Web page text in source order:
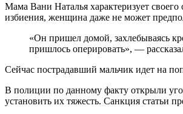
Мама Вани Наталья характеризует
избиения, женщина даже не может
«Он пришел домой, захлебываясь
пришлось оперировать», —
Сейчас пострадавший мальчик идет на
В полиции по данному факту открыли
установить их тяжесть. Санкция статьи